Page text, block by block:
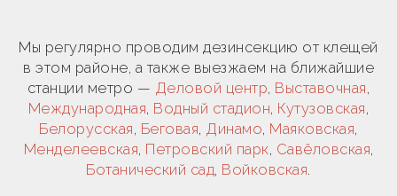
Мы регулярно проводим дезинсекцию от клещей
в этом районе, а также выезжаем на ближайшие
станции метро — Деловой центр, Выставочная,
Международная, Водный стадион, Кутузовская,
Белорусская, Беговая, Динамо, Маяковская,
Менделеевская, Петровский парк, Савёловская,
Ботанический сад, Войковская.